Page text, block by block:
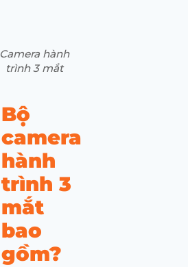
Camera hành
trình 3 mắt
Bộ
camera
hành
trình 3
mắt
bao
gồm?